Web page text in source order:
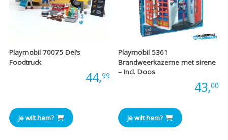
Playmobil 70075 Del’s
Foodtruck
44,99
Je wilt hem?
Playmobil 5361
Brandweerkazerne met sirene
– Incl. Doos
43,00
Je wilt hem?